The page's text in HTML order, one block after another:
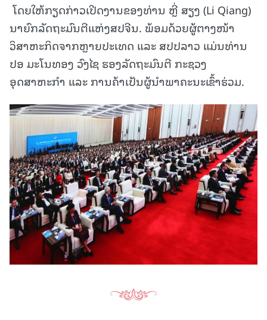
ໂດຍໃຫ້ກຽດກ່າວເປີດງານຂອງທ່ານ ຫຼີ່ ສຽງ (Li Qiang)
ນາຍົກລັດຖະມົນຕີແຫ່ງສປຈີນ. ພ້ອມດ້ວຍຜູ້ຕາງໜ້າ
ວິສາຫະກິດຈາກຫຼາຍປະເທດ ແລະ ສປປລາວ ແມ່ນທ່ານ
ປອ ມະໂນທອງ ວົງໄຊ ຮອງລັດຖະມົນຕີ ກະຊວງ
ອຸດສາຫະກຳ ແລະ ການຄ້າເປັນຜູ້ນຳພາຄະນະເຂົ້າຮ່ວມ.